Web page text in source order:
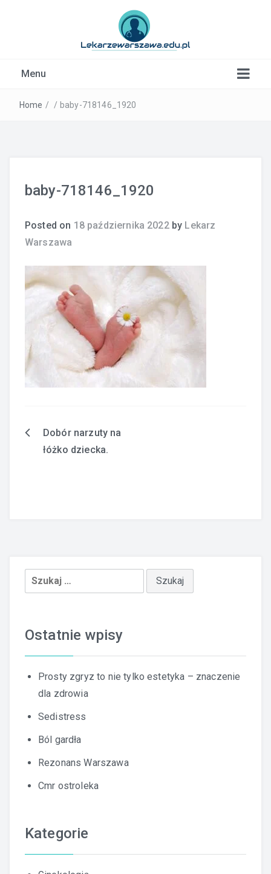
Menu
Home / / baby-718146_1920
baby-718146_1920
Posted on 18 października 2022by Lekarz
Warszawa
Nawigacja
Dobór narzuty na
łóżko dziecka.
Szukaj:
Ostatnie wpisy
Prosty zgryz to nie tylko estetyka – znaczenie
dla zdrowia
Sedistress
Ból gardła
Rezonans Warszawa
Cmr ostroleka
Kategorie